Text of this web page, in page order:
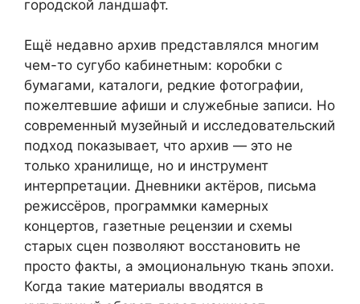
городской ландшафт.
Ещё недавно архив представлялся многим
чем-то сугубо кабинетным: коробки с
бумагами, каталоги, редкие фотографии,
пожелтевшие афиши и служебные записи. Но
современный музейный и исследовательский
подход показывает, что архив — это не
только хранилище, но и инструмент
интерпретации. Дневники актёров, письма
режиссёров, программки камерных
концертов, газетные рецензии и схемы
старых сцен позволяют восстановить не
просто факты, а эмоциональную ткань эпохи.
Когда такие материалы вводятся в